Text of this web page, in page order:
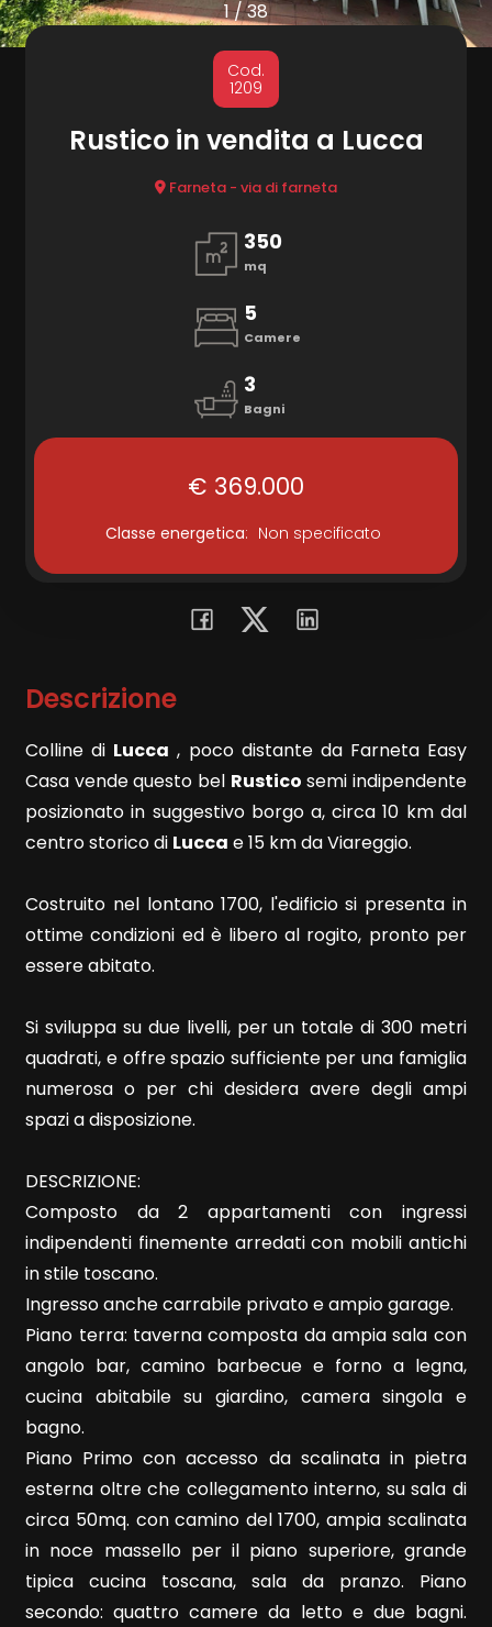
1/38
Cod.
1209
Rustico in vendita a Lucca
Farneta - via di farneta
350
mq
5
Camere
3
Bagni
€ 369.000
Classe energetica: Non specificato
Descrizione
Colline di Lucca , poco distante da Farneta Easy
Casa vende questo bel Rustico semi indipendente
posizionato in suggestivo borgo a, circa 10 km dal
centro storico di Lucca e 15 km da Viareggio.
Costruito nel lontano 1700, l'edificio si presenta in
ottime condizioni ed è libero al rogito, pronto per
essere abitato.
Si sviluppa su due livelli, per un totale di 300 metri
quadrati, e offre spazio sufficiente per una famiglia
numerosa o per chi desidera avere degli ampi
spazi a disposizione.
DESCRIZIONE:
Composto da 2 appartamenti con ingressi
indipendenti finemente arredati con mobili antichi
in stile toscano.
Ingresso anche carrabile privato e ampio garage.
Piano terra: taverna composta da ampia sala con
angolo bar, camino barbecue e forno a legna,
cucina abitabile su giardino, camera singola e
bagno.
Piano Primo con accesso da scalinata in pietra
esterna oltre che collegamento interno, su sala di
circa 50mq. con camino del 1700, ampia scalinata
in noce massello per il piano superiore, grande
tipica cucina toscana, sala da pranzo. Piano
secondo: quattro camere da letto e due bagni.
CONTATTI
Comune
Prezzo
Totale
mq
Locali
Qualsiasi
4
5
5+